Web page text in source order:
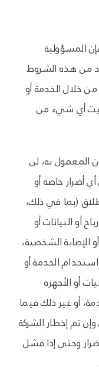
المسؤولية
من هذه الشروط
خلال الخدمة أو
أي شيء من
المعمول به، لن
أضرار خاصة أو
(بما في ذلك،
أو البيانات أو
الإصابة الشخصية،
الخدمة أو
أو الأجهزة
أو غير ذلك فيما
تم إخطار الشركة
وحتى إذا فشل